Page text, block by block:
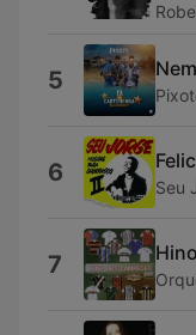
5
6 Seu
7